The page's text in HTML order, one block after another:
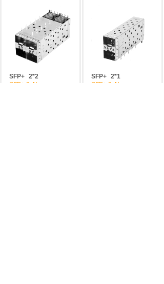
SFP+ 2*2
SFP+ 2xN
SFP+ 2*1
SFP+ 2xN